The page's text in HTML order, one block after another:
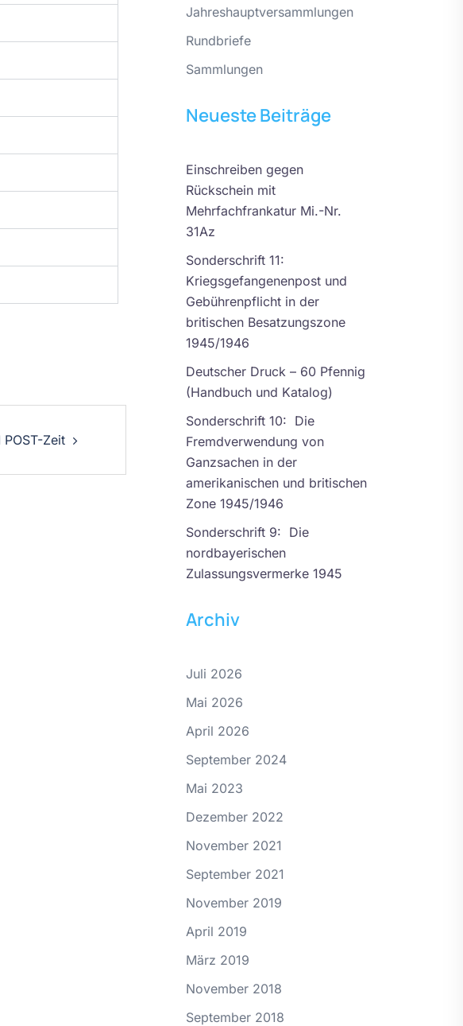
Zeit
Jahreshauptversammlungen
Rundbriefe
Sammlungen
Neueste Beiträge
Einschreiben gegen
Rückschein mit
Mehrfachfrankatur Mi.-Nr.
31Az
Sonderschrift 11:
Kriegsgefangenenpost und
Gebührenpflicht in der
britischen Besatzungszone
1945/1946
Deutscher Druck – 60 Pfennig
(Handbuch und Katalog)
Sonderschrift 10: Die
Fremdverwendung von
Ganzsachen in der
amerikanischen und britischen
Zone 1945/1946
Sonderschrift 9: Die
nordbayerischen
Zulassungsvermerke 1945
Archiv
Juli 2026
Mai 2026
April 2026
September 2024
Mai 2023
Dezember 2022
November 2021
September 2021
November 2019
April 2019
März 2019
November 2018
September 2018